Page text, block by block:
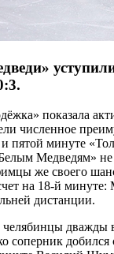
показала
численное
пятой минуте
Медведям» не
же своего
на 18-й минуте:
дистанции.
дважды
соперник добился